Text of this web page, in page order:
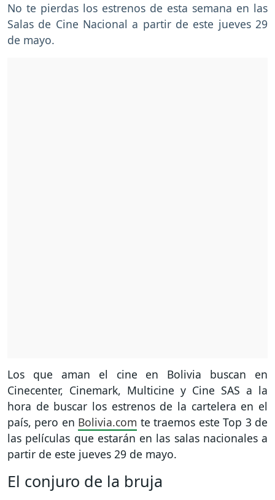
No te pierdas los estrenos de esta semana en las
Salas de Cine Nacional a partir de este jueves 29
de mayo.
Los que aman el cine en Bolivia buscan en
Cinecenter, Cinemark, Multicine y Cine SAS a la
hora de buscar los estrenos de la cartelera en el
país, pero en Bolivia.com te traemos este Top 3 de
las películas que estarán en las salas nacionales a
partir de este jueves 29 de mayo.
El conjuro de la bruja